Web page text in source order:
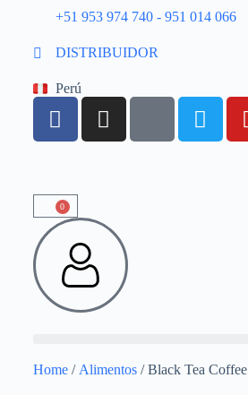
+51 953 974 740 - 951 014 066
DISTRIBUIDOR
Perú
0
Home/ Alimentos/ Black Tea Coffee